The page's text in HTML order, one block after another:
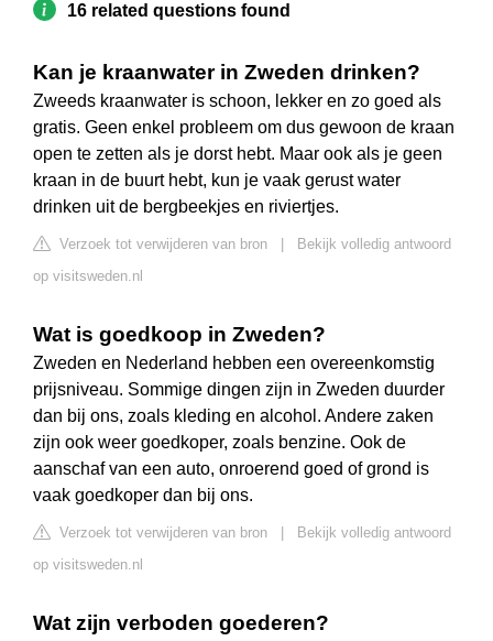
16 related questions found
Kan je kraanwater in Zweden drinken?
Zweeds kraanwater is schoon, lekker en zo goed als
gratis. Geen enkel probleem om dus gewoon de kraan
open te zetten als je dorst hebt. Maar ook als je geen
kraan in de buurt hebt, kun je vaak gerust water
drinken uit de bergbeekjes en riviertjes.
Verzoek tot verwijderen van bron
Bekijk volledig antwoord
op visitsweden.nl
Wat is goedkoop in Zweden?
Zweden en Nederland hebben een overeenkomstig
prijsniveau. Sommige dingen zijn in Zweden duurder
dan bij ons, zoals kleding en alcohol. Andere zaken
zijn ook weer goedkoper, zoals benzine. Ook de
aanschaf van een auto, onroerend goed of grond is
vaak goedkoper dan bij ons.
Verzoek tot verwijderen van bron
Bekijk volledig antwoord
op visitsweden.nl
Wat zijn verboden goederen?